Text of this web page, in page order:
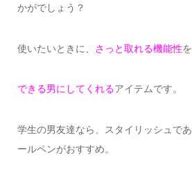
かがでしょう？
使いたいときに、 さっと取れる機能性
できる男にしてくれるアイテムです。
学生の男友達なら、スタイリッシュで
ールペンがおすすめ。